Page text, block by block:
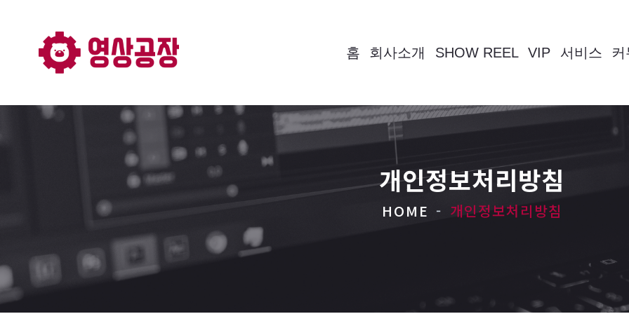
홈 회사소개 SHOW REEL VIP 서비스
개인정보처리방침
HOME 개인정보처리방침